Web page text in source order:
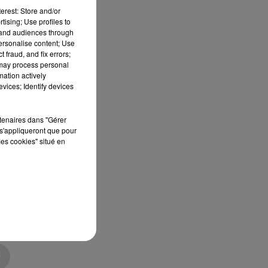
Store and/or
Use profiles to
audiences through
content; Use
fraud, and fix errors;
process personal
actively
Identify devices
dans "Gérer
que pour
cookies" situé en